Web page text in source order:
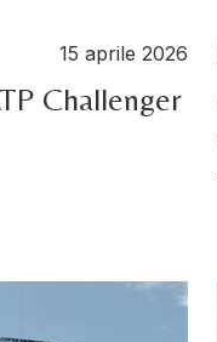
15 aprile 2026
Challenger